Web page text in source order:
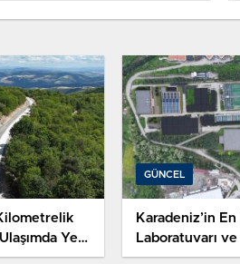
Yeni
GÜNCEL
Karadeniz’in
Laboratuvarı ve
Samsun’a